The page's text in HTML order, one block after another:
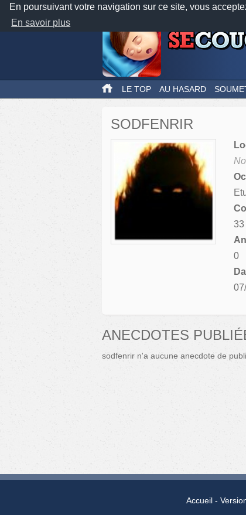
En poursuivant votre navigation sur ce site, vous
En savoir plus
LE TOP AU HASARD
SODFENRIR
33
0
ANECDOTES
sodfenrir n'a aucune anecdote de
Accueil